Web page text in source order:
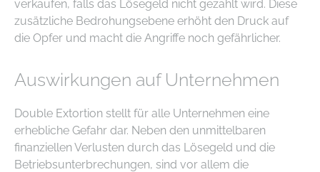
verkaufen, falls das Lösegeld nicht gezahlt wird. Diese
zusätzliche Bedrohungsebene erhöht den Druck auf
die Opfer und macht die Angriffe noch gefährlicher.
Auswirkungen auf Unternehmen
Double Extortion stellt für alle Unternehmen eine
erhebliche Gefahr dar. Neben den unmittelbaren
finanziellen Verlusten durch das Lösegeld und die
Betriebsunterbrechungen, sind vor allem die